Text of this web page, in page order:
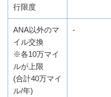
行限度
ANA以外のマ
イル交換
※各10万マイ
ルが上限
(合計40万マイ
ル/年)
-